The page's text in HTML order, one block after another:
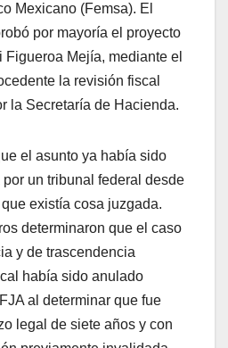
Mexicano (Femsa). El
por mayoría el proyecto
Mejía, mediante el
la revisión fiscal
la Secretaría de Hacienda.
el asunto ya había sido
un tribunal federal desde
existía cosa juzgada.
determinaron que el caso
y de trascendencia
había sido anulado
al determinar que fue
legal de siete años y con